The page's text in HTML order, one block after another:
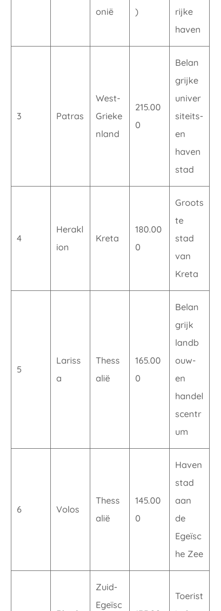
onië
)
rijke
haven
3 Patras
West-
Grieke
nland
215.00
0
Belan
grijke
univer
siteits-
en
haven
stad
4
Herakl
ion
Kreta
180.00
0
Groots
te
stad
van
Kreta
5
Lariss
a
Thess
alië
165.00
0
Belan
grijk
landb
ouw-
en
handel
scentr
um
6 Volos
Thess
alië
145.00
0
Haven
stad
aan
de
Egeïsc
he Zee
Zuid-
Egeïsc
Toerist